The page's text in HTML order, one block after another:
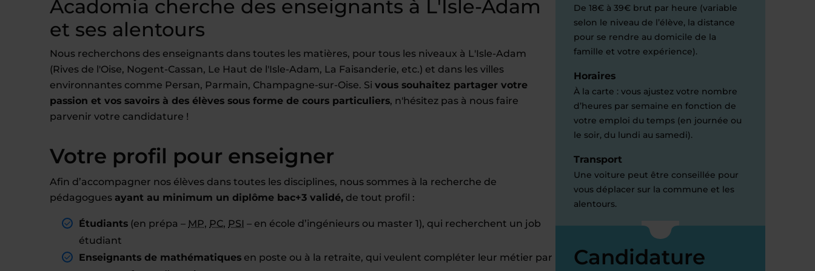
Acadomia cherche des enseignants à L'Isle-Adam
et ses alentours
Nous recherchons des enseignants dans toutes les matières, pour tous les niveaux à L'Isle-Adam
(Rives de l'Oise, Nogent-Cassan, Le Haut de l'Isle-Adam, La Faisanderie, etc.) et dans les villes
environnantes comme Persan, Parmain, Champagne-sur-Oise. Si vous souhaitez partager votre
passion et vos savoirs à des élèves sous forme de cours particuliers, n'hésitez pas à nous faire
parvenir votre candidature !
Votre profil pour enseigner
Afin d’accompagner nos élèves dans toutes les disciplines, nous sommes à la recherche de
pédagogues ayant au minimum un diplôme bac+3 validé, de tout profil :
Étudiants (en prépa – MP, PC, PSI – en école d’ingénieurs ou master 1), qui recherchent un job
étudiant
Enseignants de mathématiques en poste ou à la retraite, qui veulent compléter leur métier par
De 18€ à 39€ brut par heure (variable
selon le niveau de l’élève, la distance
pour se rendre au domicile de la
famille et votre expérience).
Horaires
À la carte : vous ajustez votre nombre
d’heures par semaine en fonction de
votre emploi du temps (en journée ou
le soir, du lundi au samedi).
Transport
Une voiture peut être conseillée pour
vous déplacer sur la commune et les
alentours.
Candidature